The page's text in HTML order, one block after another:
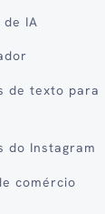
IA
de texto para
do Instagram
comércio